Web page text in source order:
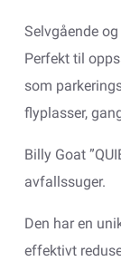
Selvgående
Perfekt til
som
flyplasser,
Billy Goat
avfallssuger.
Den har en
effektivt